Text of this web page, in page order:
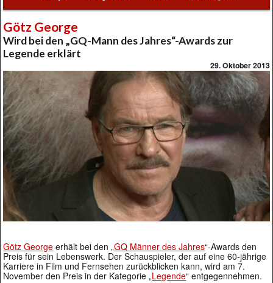
Götz George
Wird bei den „GQ-Mann des Jahres“-Awards zur
Legende erklärt
29. Oktober 2013
Götz George erhält bei den „GQ Männer des Jahres“-Awards den
Preis für sein Lebenswerk. Der Schauspieler, der auf eine 60-jährige
Karriere in Film und Fernsehen zurückblicken kann, wird am 7.
November den Preis in der Kategorie „Legende“ entgegennehmen.